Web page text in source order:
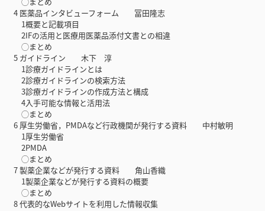
4 医薬品インタビューフォーム 冨田隆志
1概要と記載項目
2IFの活用と医療用医薬品添付文書との相違
◯まとめ
5 ガイドライン 木下 淳
1診療ガイドラインとは
2診療ガイドラインの検索方法
3診療ガイドラインの作成方法と構成
4入手可能な情報と活用法
◯まとめ
6 厚生労働省，PMDAなど行政機関が発行する資料 中村敏明
1厚生労働省
2PMDA
◯まとめ
7 製薬企業などが発行する資料 ⻆山香織
1製薬企業などが発行する資料の概要
◯まとめ
8 代表的なWebサイトを利用した情報収集